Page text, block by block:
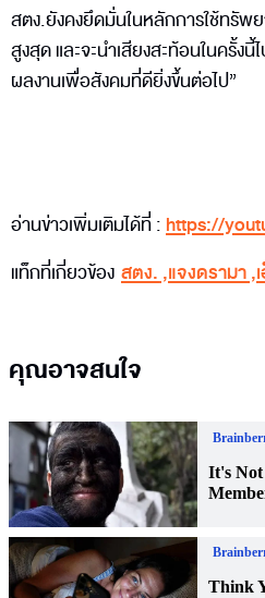
สตง.ยังคงยึดมั่นในหลักการใช้ทรัพ
สูงสุด และจะนำเสียงสะท้อนในครั้งนี้
ผลงานเพื่อสังคมที่ดียิ่งขึ้นต่อไป”
อ่านข่าวเพิ่มเติมได้ที่ : https://
แท็กที่เกี่ยวข้อง สตง. ,แจงดรามา,
คุณอาจสนใจ